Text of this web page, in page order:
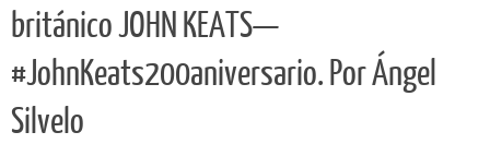
británico JOHN KEATS—
#JohnKeats200aniversario. Por Ángel
Silvelo